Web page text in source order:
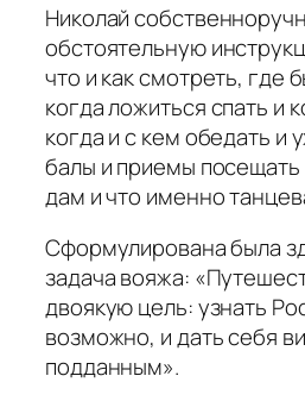
Николай
обстоятельную
что и как смотреть, где
когда ложиться спать и
когда и с кем обедать и
балы и приемы
дам и что именно
Сформулирована была
задача вояжа:
двоякую цель: узнать
возможно, и дать себя
подданным».